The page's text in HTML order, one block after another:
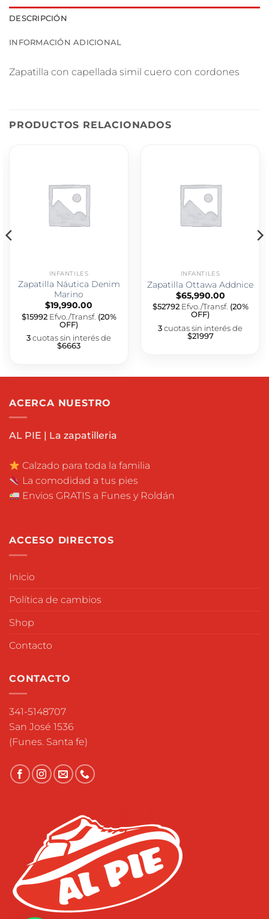
DESCRIPCIÓN
INFORMACIÓN ADICIONAL
Zapatilla con capellada simil cuero con cordones
PRODUCTOS RELACIONADOS
INFANTILES
Zapatilla Náutica Denim
Marino
$19,990.00
$15992Efvo./Transf. (20%
OFF)
3cuotas sin interés de
$6663
INFANTILES
Zapatilla Ottawa Addnice
$65,990.00
$52792Efvo./Transf. (20%
OFF)
3cuotas sin interés de
$21997
ACERCA NUESTRO
AL PIE | La zapatilleria
Calzado para toda la familia
La comodidad a tus pies
Envios GRATIS a Funes y Roldán
ACCESO DIRECTOS
Inicio
Política de cambios
Shop
Contacto
CONTACTO
341-5148707
San José 1536
(Funes. Santa fe)